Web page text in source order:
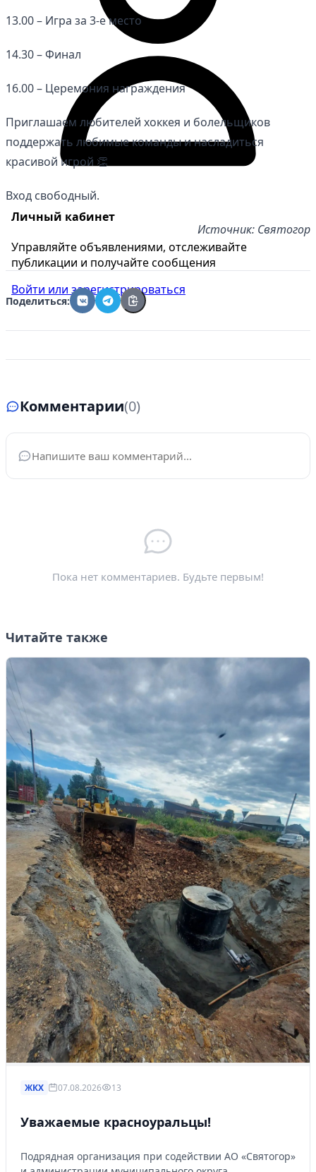
Личный кабинет
Управляйте объявлениями, отслеживайте
публикации и получайте сообщения
Войти или зарегистрироваться
13.00 – Игра за 3-е место
14.30 – Финал
16.00 – Церемония награждения
Приглашаем любителей хоккея и болельщиков
поддержать любимые команды и насладиться
красивой игрой 👏
Вход свободный.
Источник: Святогор
Поделиться:
Комментарии(0)
Ваше имя*
Пока нет комментариев. Будьте первым!
Читайте также
ЖКХ 07.08.2026 13
Уважаемые красноуральцы!
Подрядная организация при содействии АО «Святогор»